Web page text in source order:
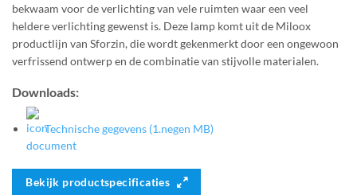
bekwaam voor de verlichting van vele ruimten waar een veel
heldere verlichting gewenst is. Deze lamp komt uit de Miloox
productlijn van Sforzin, die wordt gekenmerkt door een ongewoon
verfrissend ontwerp en de combinatie van stijvolle materialen.
Downloads:
Technische gegevens (1.negen MB)
Bekijk productspecificaties